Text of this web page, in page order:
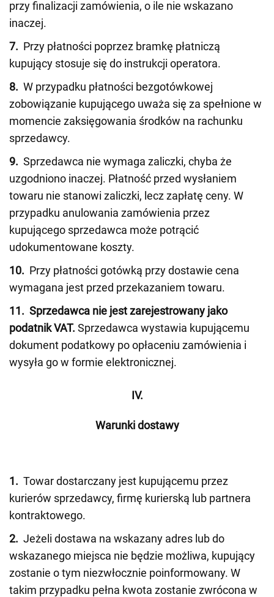
przy finalizacji zamówienia, o ile nie wskazano
inaczej.
7. Przy płatności poprzez bramkę płatniczą
kupujący stosuje się do instrukcji operatora.
8. W przypadku płatności bezgotówkowej
zobowiązanie kupującego uważa się za spełnione w
momencie zaksięgowania środków na rachunku
sprzedawcy.
9. Sprzedawca nie wymaga zaliczki, chyba że
uzgodniono inaczej. Płatność przed wysłaniem
towaru nie stanowi zaliczki, lecz zapłatę ceny. W
przypadku anulowania zamówienia przez
kupującego sprzedawca może potrącić
udokumentowane koszty.
10. Przy płatności gotówką przy dostawie cena
wymagana jest przed przekazaniem towaru.
11. Sprzedawca nie jest zarejestrowany jako
podatnik VAT. Sprzedawca wystawia kupującemu
dokument podatkowy po opłaceniu zamówienia i
wysyła go w formie elektronicznej.
IV.
Warunki dostawy
1. Towar dostarczany jest kupującemu przez
kurierów sprzedawcy, firmę kurierską lub partnera
kontraktowego.
2. Jeżeli dostawa na wskazany adres lub do
wskazanego miejsca nie będzie możliwa, kupujący
zostanie o tym niezwłocznie poinformowany. W
takim przypadku pełna kwota zostanie zwrócona w